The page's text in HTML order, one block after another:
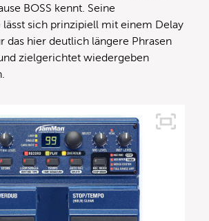
BOSS kennt. Seine
lässt sich prinzipiell mit einem Delay
das hier deutlich längere Phrasen
zielgerichtet wiedergeben